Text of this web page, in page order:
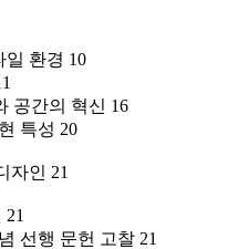
일 환경 10
공간의 혁신 16
특성 20
자인 21
선행 문헌 고찰 21